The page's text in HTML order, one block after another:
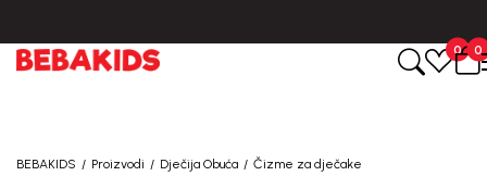
0 0
BEBAKIDS Proizvodi Dječija Obuća
Čizme za dječake